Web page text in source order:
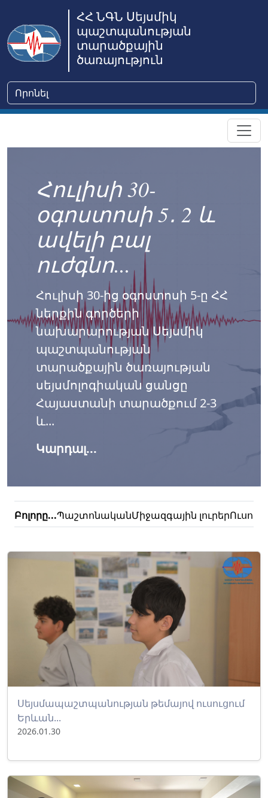
ՀՀ ՆԳՆ Սեյսմիկ
պաշտպանության
տարածքային
ծառայություն
Հուլիսի 30-
օգոստոսի 5․ 2 և
ավելի բալ
ուժգնո...
Հուլիսի 30-ից օգոստոսի 5-ը ՀՀ
ներքին գործերի
նախարարության Սեյսմիկ
պաշտպանության
տարածքային ծառայության
սեյսմոլոգիական ցանցը
Հայաստանի տարածքում 2-3
և...
Կարդալ...
Բոլորը...ՊաշտոնականՄիջազգային լուրեր
Սեյսմապաշտպանության թեմայով ուսուցում
Երևան...
2026.01.30